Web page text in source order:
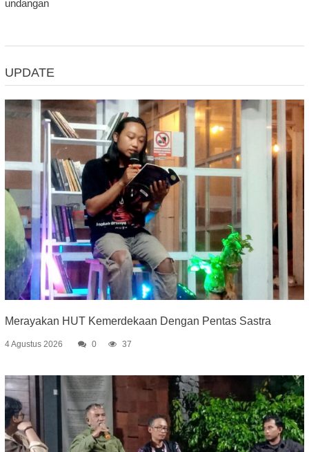
undangan
UPDATE
Merayakan HUT Kemerdekaan Dengan Pentas Sastra
4 Agustus 2026 0 37